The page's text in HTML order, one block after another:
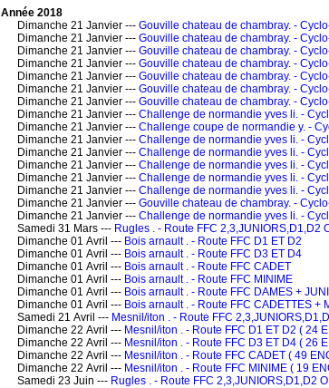
Année 2018
Dimanche 21 Janvier --- Gouville chateau de chambray. -
Dimanche 21 Janvier --- Gouville chateau de chambray. -
Dimanche 21 Janvier --- Gouville chateau de chambray. -
Dimanche 21 Janvier --- Gouville chateau de chambray. -
Dimanche 21 Janvier --- Gouville chateau de chambray. -
Dimanche 21 Janvier --- Gouville chateau de chambray. -
Dimanche 21 Janvier --- Gouville chateau de chambray. -
Dimanche 21 Janvier --- Challenge de normandie yves li. -
Dimanche 21 Janvier --- Challenge coupe de normandie y. -
Dimanche 21 Janvier --- Challenge de normandie yves li. -
Dimanche 21 Janvier --- Challenge de normandie yves li. -
Dimanche 21 Janvier --- Challenge de normandie yves li. -
Dimanche 21 Janvier --- Challenge de normandie yves li. -
Dimanche 21 Janvier --- Challenge de normandie yves li. -
Dimanche 21 Janvier --- Gouville chateau de chambray. -
Dimanche 21 Janvier --- Challenge de normandie yves li. -
Samedi 31 Mars --- Rugles . - Route FFC 2,3,JUNIORS,D1,D2
Dimanche 01 Avril --- Bois arnault . - Route FFC D1 ET D2
Dimanche 01 Avril --- Bois arnault . - Route FFC D3 ET D4
Dimanche 01 Avril --- Bois arnault . - Route FFC CADET
Dimanche 01 Avril --- Bois arnault . - Route FFC MINIME
Dimanche 01 Avril --- Bois arnault . - Route FFC DAMES +
Dimanche 01 Avril --- Bois arnault . - Route FFC CADETTES +
Samedi 21 Avril --- Mesnil/iton . - Route FFC
Dimanche 22 Avril --- Mesnil/iton . - Route FFC D1 ET D2 ( 24
Dimanche 22 Avril --- Mesnil/iton . - Route FFC D3 ET D4 ( 26
Dimanche 22 Avril --- Mesnil/iton . - Route FFC CADET ( 49
Dimanche 22 Avril --- Mesnil/iton . - Route FFC MINIME ( 19
Samedi 23 Juin --- Rugles . - Route FFC 2,3,JUNIORS,D1,D2